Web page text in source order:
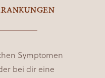
Symptomen
bei dir eine